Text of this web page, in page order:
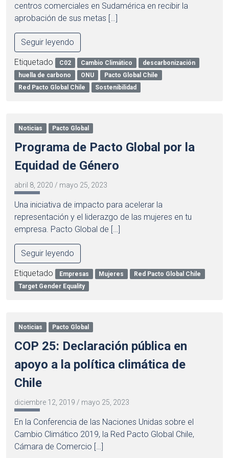
centros comerciales en Sudamérica en recibir la
aprobación de sus metas […]
Seguir leyendo
Etiquetado C02 Cambio Climático
descarbonización
huella de carbono
ONU
Pacto Global Chile
Red Pacto Global Chile
Sostenibilidad
Noticias Pacto Global
Programa de Pacto Global por la
Equidad de Género
abril 8, 2020 / mayo 25, 2023
Una iniciativa de impacto para acelerar la
representación y el liderazgo de las mujeres en tu
empresa. Pacto Global de […]
Seguir leyendo
Etiquetado Empresas Mujeres
Red Pacto Global Chile
Target Gender Equality
Noticias Pacto Global
COP 25: Declaración pública en
apoyo a la política climática de
Chile
diciembre 12, 2019 / mayo 25, 2023
En la Conferencia de las Naciones Unidas sobre el
Cambio Climático 2019, la Red Pacto Global Chile,
Cámara de Comercio […]